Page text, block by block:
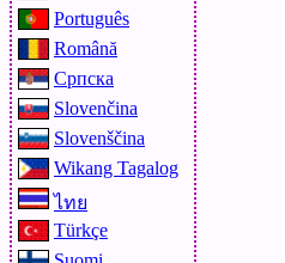
Português
Română
Српска
Slovenčina
Slovenščina
Wikang Tagalog
ไทย
Türkçe